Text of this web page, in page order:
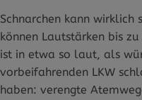
Schnarchen kann wirklich
können Lautstärken bis
ist in etwa so laut, als
vorbeifahrenden LKW
haben: verengte